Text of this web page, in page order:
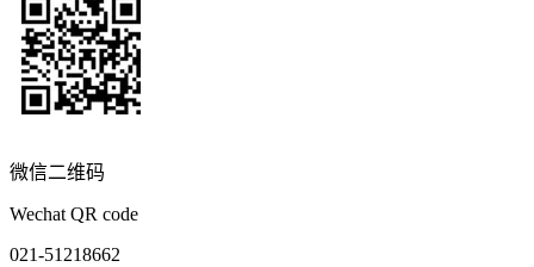
微信二维码
Wechat QR code
021-51218662